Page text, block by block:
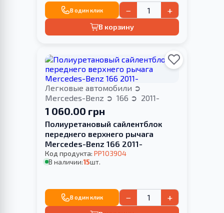
В один клик − +
В корзину
Легковые автомобили
Mercedes-Benz
166 2011-
1 060.00 грн
Полиуретановый сайлентблок
переднего верхнего рычага
Mercedes-Benz 166 2011-
Код продукта: PP103904
В наличии:15шт.
В один клик − +